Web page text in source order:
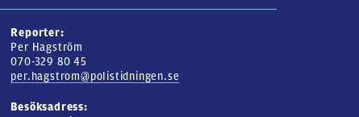
Reporter:
Per Hagström
070-329 80 45
per.hagstrom@polistidningen.se
Besöksadress: